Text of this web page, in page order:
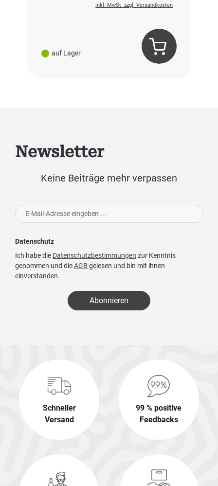
auf Lager
inkl. MwSt. zzgl. Versandkosten
Newsletter
Keine Beiträge mehr verpassen
Datenschutz
Ich habe die Datenschutzbestimmungen zur Kenntnis
genommen und dieAGB gelesen und bin mit ihnen
einverstanden.
Abonnieren
Schneller
Versand
99 % positive
Feedbacks